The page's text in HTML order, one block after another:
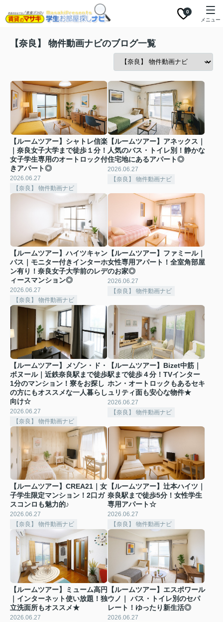
0
メニュー
【奈良】 物件動画ナビのブログ一覧
【ルームツアー】シャトレ信楽
｜奈良女子大学まで徒歩１分！
女子学生専用のオートロック付
きアパート◎
2026.06.27
【奈良】 物件動画ナビ
【ルームツアー】アネックス｜
人気のバス・トイレ別！静かな
住宅地にあるアパート◎
2026.06.27
【奈良】 物件動画ナビ
【ルームツアー】ハイツキャン
パス｜モニター付きインターホ
ン有り！奈良女子大学前のレデ
ィースマンション◎
2026.06.27
【奈良】 物件動画ナビ
【ルームツアー】ファミール｜
女性専用アパート！全室角部屋
のお家◎
2026.06.27
【奈良】 物件動画ナビ
【ルームツアー】メゾン・ド・
ボヌール｜近鉄奈良駅まで徒歩
1分のマンション！寮をお探し
の方にもオススメな一人暮らし
向け☆
2026.06.27
【奈良】 物件動画ナビ
【ルームツアー】Bizet中筋｜
駅まで徒歩４分！TVインター
ホン・オートロックもあるセキ
ュリティ面も安心な物件★
2026.06.27
【奈良】 物件動画ナビ
【ルームツアー】CREA21｜女
子学生限定マンション！2口ガ
スコンロも魅力的♪
2026.06.27
【奈良】 物件動画ナビ
【ルームツアー】辻本ハイツ｜
奈良駅まで徒歩5分！女性学生
専用アパート☆
2026.06.27
【奈良】 物件動画ナビ
【ルームツアー】ミューム高円
｜インターネット使い放題！独
立洗面所もオススメ★
2026.06.27
【ルームツアー】エスポワール
ウノ｜ バス・トイレ別のセパ
レート！ゆったり新生活◎
2026.06.27